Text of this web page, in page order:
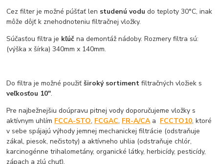
Cez filter je možné púšťať len studenú vodu do teploty 30°C, inak
môže dôjť k znehodnoteniu filtračnej vložky.
Súčasťou filtra je kľúč na demontáž nádoby. Rozmery filtra sú:
(výška x šírka) 340mm x 140mm.
Do filtra je možné použiťširoký sortiment filtračných vložiek s
veľkosťou 10".
Pre najbežnejšiu doúpravu pitnej vody doporučujeme vložky s
aktívnym uhlím FCCA-STO, FCGAC, FR-A/CAa FCCTO10, ktoré
v sebe spájajú výhody jemnej mechanickej filtrácie (odstraňuje
zákal, piesok, nečistoty) a aktívneho uhlia (odstraňuje chlór,
karcinogénne trihalometány, organické látky, herbicídy, pesticídy,
zápach a zlú chuť).